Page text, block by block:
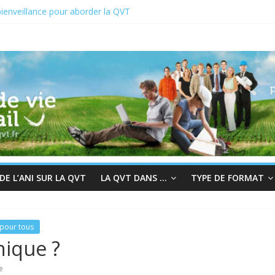
pour aborder la QVT
à la bienveillance
et QVT
L’ANI SUR LA QVT LA QVT DANS … TYPE DE FORMAT
tous
?